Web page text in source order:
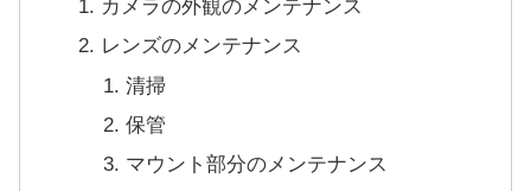
カメラの外観のメンテナンス
レンズのメンテナンス
清掃
保管
マウント部分のメンテナンス